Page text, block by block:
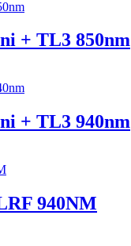
+ TL3 850nm
+ TL3 940nm
940NM